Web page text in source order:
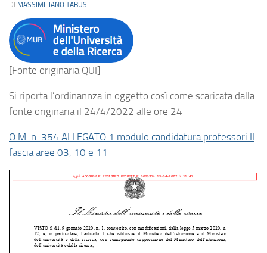
DI MASSIMILIANO TABUSI
[Fonte originaria QUI]
Si riporta l’ordinannza in oggetto così come scaricata dalla
fonte originaria il 24/4/2022 alle ore 24
O.M. n. 354 ALLEGATO 1 modulo candidatura professori II
fascia aree 03, 10 e 11